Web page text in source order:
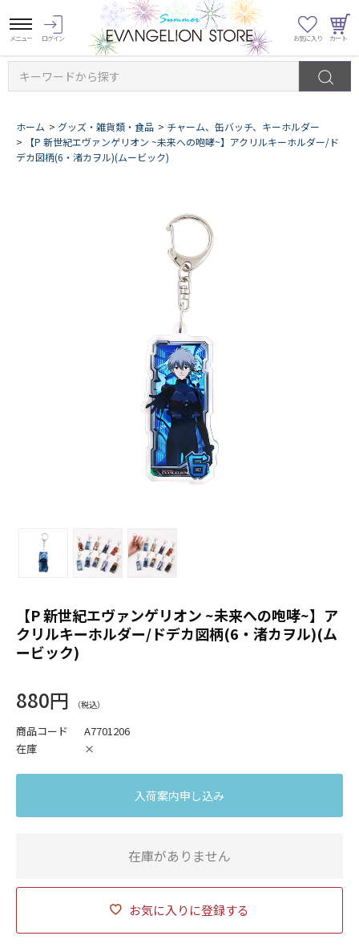
キーワードから探す
ホーム > グッズ・雑貨類・食品 > チャーム、缶バッチ、キーホルダー
>
【P 新世紀エヴァンゲリオン ~未来への咆哮~】アクリルキーホルダー/ド
デカ図柄(6・渚カヲル)(ムービック)
【P 新世紀エヴァンゲリオン ~未来への咆哮~】ア
クリルキーホルダー/ドデカ図柄(6・渚カヲル)(ム
ービック)
880円
商品コード
A7701206
在庫
×
お気に入りに登録する
入荷案内申し込み
在庫がありません